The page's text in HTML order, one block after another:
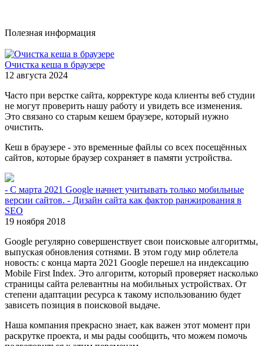
Полезная информация
Очистка кеша в браузере
12 августа 2024
Часто при верстке сайта, корректуре кода клиенты веб студии
не могут проверить нашу работу и увидеть все изменения.
Это связано со старым кешем браузере, который нужно
очистить.
Кеш в браузере - это временные файлы со всех посещённых
сайтов, которые браузер сохраняет в памяти устройства.
- С марта 2021 Google начнет учитывать только мобильные
версии сайтов. - Дизайн сайта как фактор ранжирования в
SEO
19 ноября 2018
Google регулярно совершенствует свои поисковые алгоритмы,
выпуская обновления сотнями. В этом году мир облетела
новость: с конца марта 2021 Google перешел на индексацию
Mobile First Index. Это алгоритм, который проверяет насколько
страницы сайта релевантны на мобильных устройствах. От
степени адаптации ресурса к такому использованию будет
зависеть позиция в поисковой выдаче.
Наша компания прекрасно знает, как важен этот момент при
раскрутке проекта, и мы рады сообщить, что можем помочь